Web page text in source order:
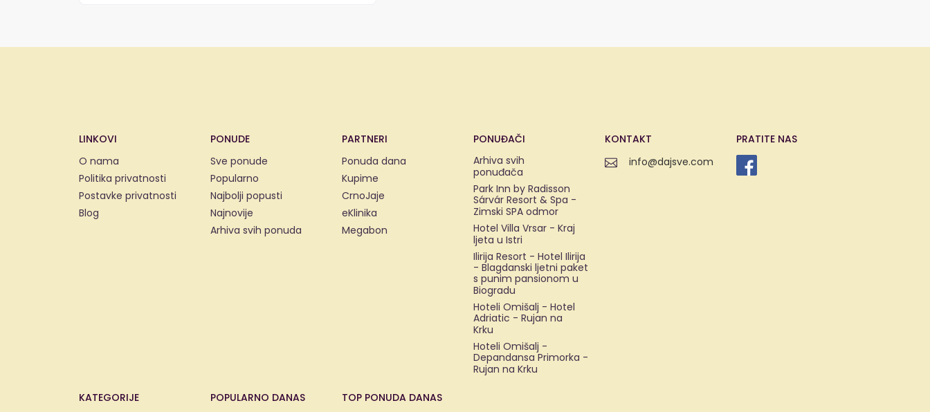
LINKOVI
O nama
Politika privatnosti
Postavke privatnosti
Blog
PONUDE
Sve ponude
Popularno
Najbolji popusti
Najnovije
Arhiva svih ponuda
PARTNERI
Ponuda dana
Kupime
CrnoJaje
eKlinika
Megabon
PONUĐAČI
Arhiva svih
ponuđača
Park Inn by Radisson
Sárvár Resort & Spa -
Zimski SPA odmor
Hotel Villa Vrsar - Kraj
ljeta u Istri
Ilirija Resort - Hotel Ilirija
- Blagdanski ljetni paket
s punim pansionom u
Biogradu
Hoteli Omišalj - Hotel
Adriatic - Rujan na
Krku
Hoteli Omišalj -
Depandansa Primorka -
Rujan na Krku
KONTAKT
info@dajsve.com
PRATITE NAS
KATEGORIJE
POPULARNO DANAS
TOP PONUDA DANAS